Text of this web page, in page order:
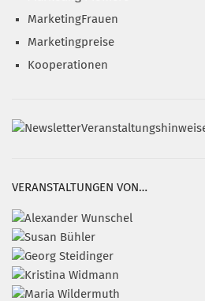
MarketingFrauen
Marketingpreise
Kooperationen
VERANSTALTUNGEN VON…